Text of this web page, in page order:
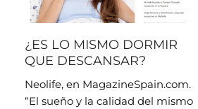
¿ES LO MISMO DORMIR
QUE DESCANSAR?
Neolife, en MagazineSpain.com.
“El sueño y la calidad del mismo